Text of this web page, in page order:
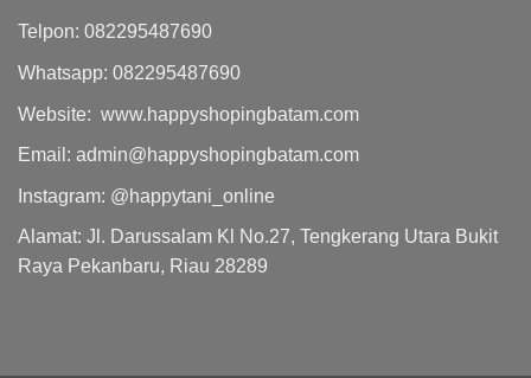
Telpon: 082295487690
Whatsapp: 082295487690
Website: www.happyshopingbatam.com
Email: admin@happyshopingbatam.com
Instagram: @happytani_online
Alamat: Jl. Darussalam Kl No.27, Tengkerang Utara Bukit
Raya Pekanbaru, Riau 28289